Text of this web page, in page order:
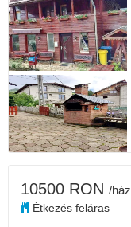
10500 RON /ház
Étkezés feláras